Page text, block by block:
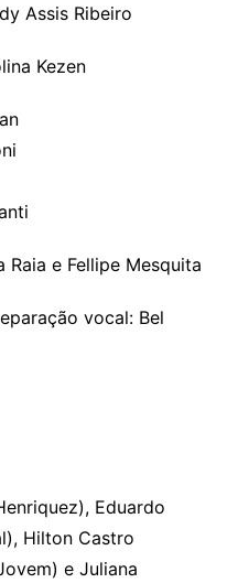
Assis Ribeiro
Kezen
Raia e Fellipe Mesquita
vocal: Bel
Eduardo
Hilton Castro
e Juliana